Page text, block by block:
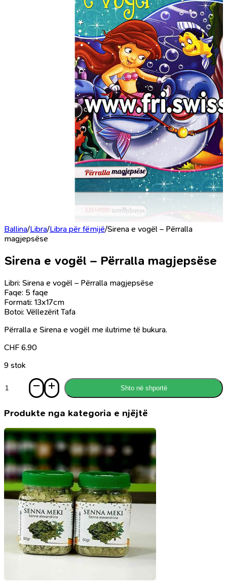
Ballina/Libra/Libra për fëmijë/Sirena e vogël – Përralla
magjepsëse
Sirena e vogël – Përralla magjepsëse
Libri: Sirena e vogël – Përralla magjepsëse
Faqe: 5 faqe
Formati: 13x17cm
Botoi: Vëllezërit Tafa
Përralla e Sirena e vogël me ilutrime të bukura.
CHF 6.90
9 stok
Sirena
vogël
Përralla
magjepsëse
Shto në shportë
Produkte nga kategoria e njëjtë